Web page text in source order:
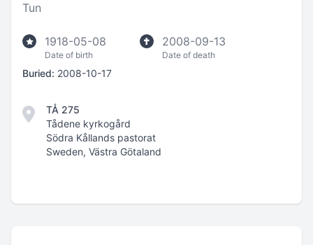
Tun
1918-05-08
Date of birth
2008-09-13
Date of death
Buried: 2008-10-17
TÅ 275
Tådene kyrkogård
Södra Kållands pastorat
Sweden, Västra Götaland